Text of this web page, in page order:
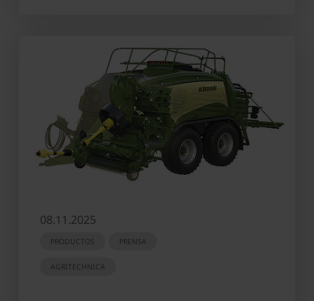
08.11.2025
PRODUCTOS PRENSA
AGRITECHNICA